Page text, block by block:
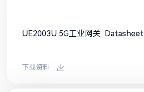
UE2003U 5G工业网关_Datasheet
下载资料